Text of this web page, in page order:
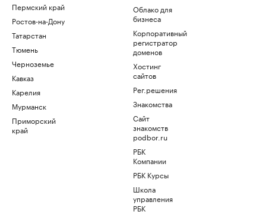
Пермский край
Ростов-на-Дону
Татарстан
Тюмень
Черноземье
Кавказ
Карелия
Мурманск
Приморский
край
Облако для
бизнеса
Корпоративный
регистратор
доменов
Хостинг
сайтов
Рег.решения
Знакомства
Сайт
знакомств
podbor.ru
РБК
Компании
РБК Курсы
Школа
управления
РБК